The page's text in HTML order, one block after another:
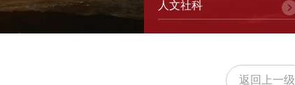
人文社科
返回上一级